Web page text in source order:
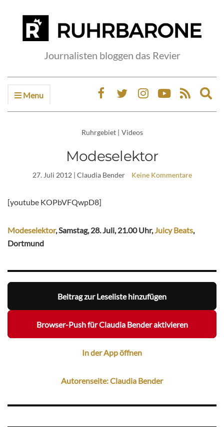
Journalisten bloggen das Revier
Menu
Ruhrgebiet | Videos
Modeselektor
27. Juli 2012| Claudia Bender Keine Kommentare
[youtube KOPbVFQwpD8]
Modeselektor, Samstag, 28. Juli, 21.00 Uhr,Juicy Beats,
Dortmund
Beitrag zur Leseliste hinzufügen
Browser-Push für Claudia Bender aktivieren
In der App öffnen
Autorenseite: Claudia Bender